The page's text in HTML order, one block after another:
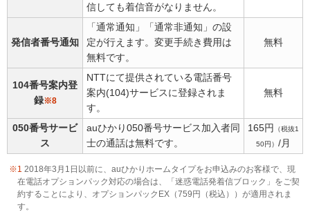
信しても着信音がなりません。
発信者番号通知
「通常通知」「通常非通知」の設
定が行えます。変更手続き費用は
無料です。
無料
104番号案内登
録※8
NTTにて提供されている電話番号
案内(104)サービスに登録されま
す。
無料
050番号サービ
ス
auひかり050番号サービス加入者同
士の通話は無料です。
165円
（税抜1
50円） /月
※1 2018年3月1日以前に、auひかりホームタイプをお申込みのお客様で、現
在電話オプションパック対応の場合は、「迷惑電話発着信ブロック」をご契
約することにより、オプションパックEX（759円（税込））が適用されま
す。